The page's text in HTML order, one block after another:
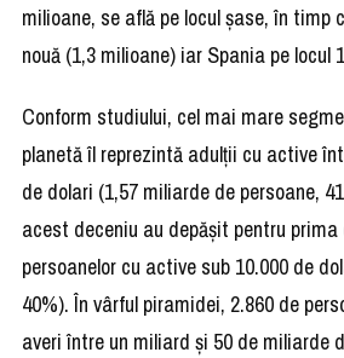
milioane, se află pe locul şase, în timp
nouă (1,3 milioane) iar Spania pe locul
Conform studiului, cel mai mare
planetă îl reprezintă adulţii cu active
de dolari (1,57 miliarde de persoane,
acest deceniu au depăşit pentru
persoanelor cu active sub 10.000 de
40%). În vârful piramidei, 2.860 de
averi între un miliard şi 50 de miliarde